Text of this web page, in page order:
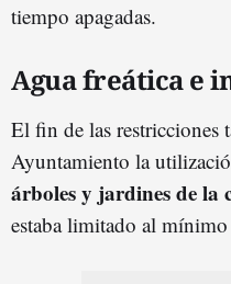
tiempo apagadas.
Agua freática e
El fin de las restricciones
Ayuntamiento la
árboles y jardines de la
estaba limitado al